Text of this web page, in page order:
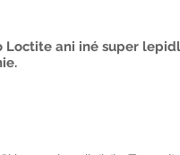
Loctite ani iné super